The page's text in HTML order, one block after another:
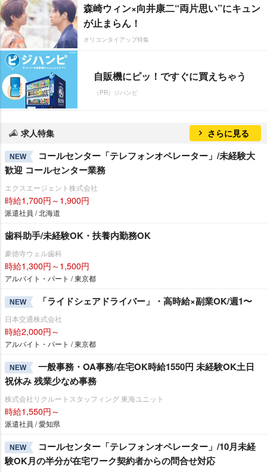
森崎ウィン×向井康二“両片思い”にキュン
が止まらん！
オリコンタイアップ特集
自販機にピッ！ですぐに買えちゃう
（PR）ジハンピ
求人特集 さらに見る
NEW
コールセンター「テレフォンオペレーター」/未経験大
歓迎 コールセンター業務
エクスエージェント株式会社
時給1,700円～1,900円
派遣社員 / 北海道
歯科助手/未経験OK・扶養内勤務OK
豪徳寺ウェル歯科
時給1,300円～1,500円
アルバイト・パート / 東京都
NEW 「ライドシェアドライバー」・高時給×副業OK/週1〜
日本交通株式会社
時給2,000円～
アルバイト・パート / 東京都
NEW
一般事務・OA事務/在宅OK時給1550円 未経験OK土日
祝休み 残業少なめ事務
株式会社リクルートスタッフィング 東海ユニット
時給1,550円～
派遣社員 / 愛知県
NEW
コールセンター「テレフォンオペレーター」/10月未経
験OK月の半分が在宅ワーク契約者からの問合せ対応